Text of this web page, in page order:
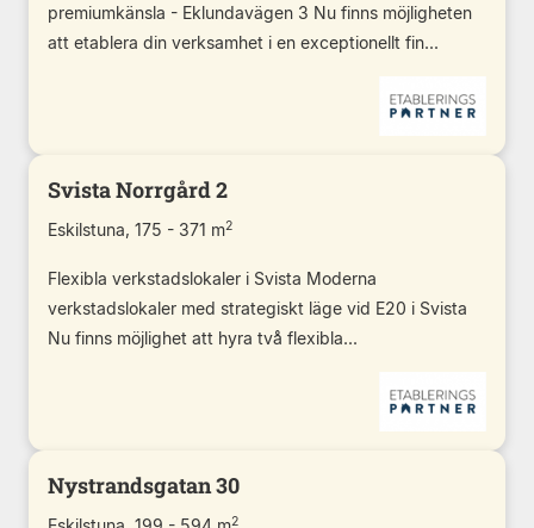
premiumkänsla - Eklundavägen 3 Nu finns möjligheten
att etablera din verksamhet i en exceptionellt fin...
Svista Norrgård 2
Eskilstuna, 175 - 371 m2
Flexibla verkstadslokaler i Svista Moderna
verkstadslokaler med strategiskt läge vid E20 i Svista
Nu finns möjlighet att hyra två flexibla...
Nystrandsgatan 30
2